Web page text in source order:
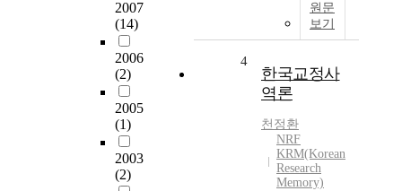
2007
(14)
2006
(2)
2005
(1)
2003
(2)
원문
보기
4
한국교정사
역론
천정환
NRF
KRM(Korean
Research
Memory)